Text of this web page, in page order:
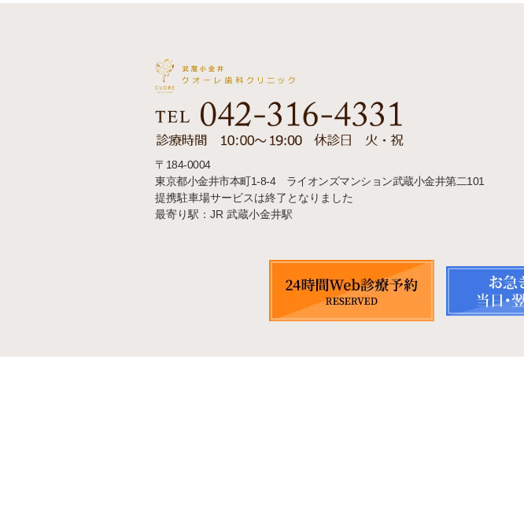
〒184-0004
東京都小金井市本町1-8-4 ライオンズマンション武蔵小金井第二101
提携駐車場サービスは終了となりました
最寄り駅：JR 武蔵小金井駅